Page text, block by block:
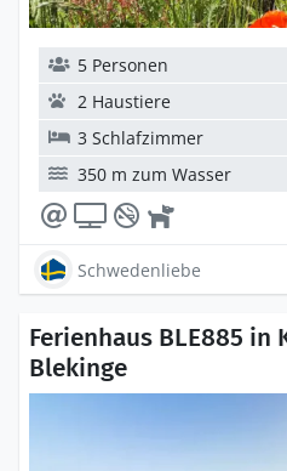
5 Personen
2 Haustiere
3 Schlafzimmer
350 m zum Wasser
Schwedenliebe
Ferienhaus BLE885 in
Blekinge